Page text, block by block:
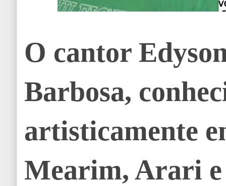
O cantor
Barbosa,
artisticamente
Mearim, Arari e